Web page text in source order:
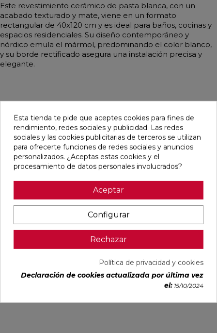
Este revestimiento cerámico de pasta blanca, con un
acabado texturado y mate, viene en un formato
rectangular de 40x120 cm y es ideal para baños, cocinas y
espacios residenciales. Su diseño contemporáneo y
nórdico emula el mármol, predominando el color blanco,
y su borde rectificado asegura una instalación precisa y
elegante.
Pensamos que te puede interesar
ALAPLANA
BRILLO
33,3X90
94107701
favorite
OIKOS GOLD
RECTIFICADO
77485413
Geotiles
favorite
OIKOS BLUE
PULIDO
30X60
RECTIFICADO
Ref:
77485414
35,15 €
incl.)
favorite
EMPORIO
60X120
RECTIFICADO
93201622
incl.)
VER MÁS
Esta tienda te pide que aceptes cookies para fines de
rendimiento, redes sociales y publicidad. Las redes
sociales y las cookies publicitarias de terceros se utilizan
para ofrecerte funciones de redes sociales y anuncios
personalizados. ¿Aceptas estas cookies y el
procesamiento de datos personales involucrados?
Aceptar
Configurar
Rechazar
Política de privacidad y cookies
Declaración de cookies actualizada por última vez
el: 15/10/2024